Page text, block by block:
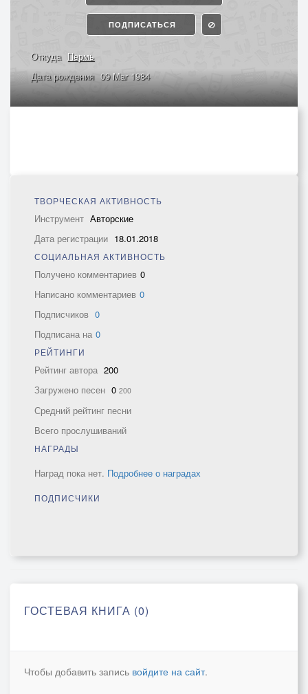
ПОДПИСАТЬСЯ
Откуда Пермь
Дата рождения 09 Mar 1984
ТВОРЧЕСКАЯ АКТИВНОСТЬ
Инструмент Авторские
Дата регистрации 18.01.2018
СОЦИАЛЬНАЯ АКТИВНОСТЬ
Получено комментариев 0
Написано комментариев 0
Подписчиков 0
Подписана на 0
РЕЙТИНГИ
Рейтинг автора 200
Загружено песен 0 200
Средний рейтинг песни
Всего прослушиваний
НАГРАДЫ
Наград пока нет. Подробнее о наградах
ПОДПИСЧИКИ
ГОСТЕВАЯ КНИГА (0)
Чтобы добавить запись войдите на сайт.